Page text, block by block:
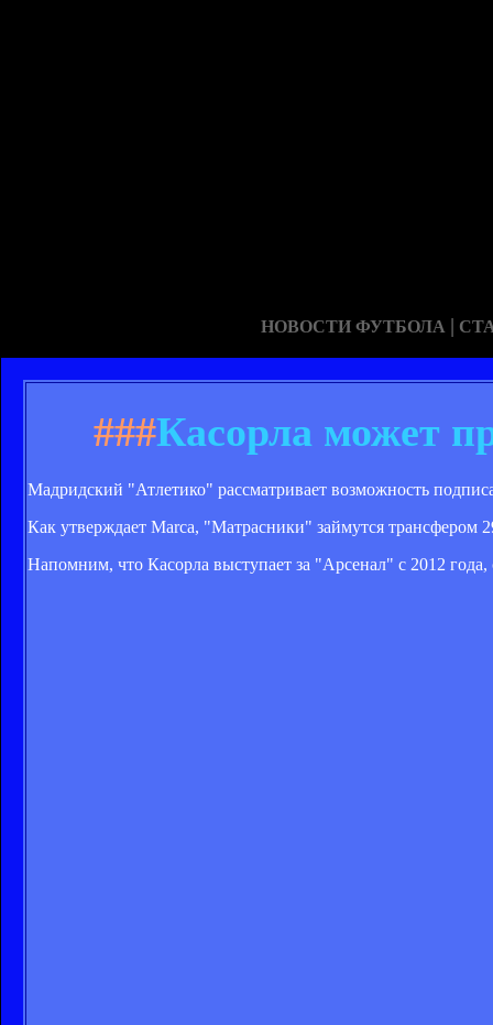
НОВОСТИ ФУТБОЛА |
###Касорла может
Мадридский "Атлетико" рассматривает возможность
Как утверждает Marca, "Матрасники" займутся трансфером
Напомним, что Касорла выступает за "Арсенал" с 2012